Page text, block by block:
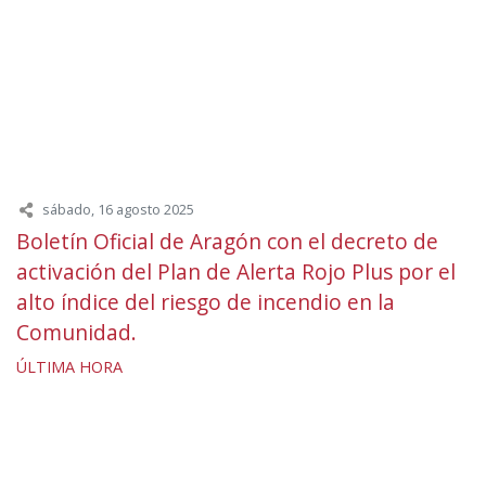
sábado, 16 agosto 2025
Boletín Oficial de Aragón con el decreto de
activación del Plan de Alerta Rojo Plus por el
alto índice del riesgo de incendio en la
Comunidad.
ÚLTIMA HORA